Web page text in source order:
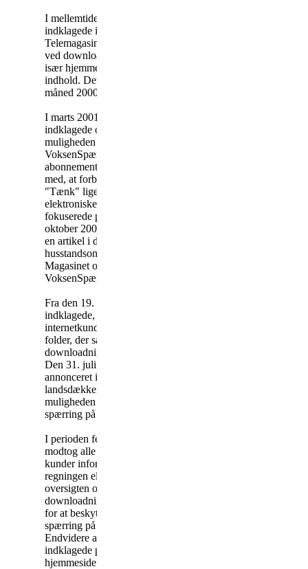
I mellemtiden informerede
indklagede i det daværende
Telemagasinet om risikoen
ved downloadning af filer fra
især hjemmesider med erotisk
indhold. Dette skete i maj
måned 2000.
I marts 2001 gjorde
indklagede opmærksom på
muligheden for at få tilknyttet
VoksenSpærring til
abonnementet i forbindelse
med, at forbrugermagasinet
"Tænk" ligesom de
elektroniske medier
fokuserede på emnet. I
oktober 2001 blev der bragt
en artikel i det
husstandsomdelte indklagede
Magasinet om
VoksenSpærring Udland.
Fra den 19. april 2001 indførte
indklagede, at alle nye
internetkunder fik udleveret en
folder, der særligt omhandlede
downloadningproblematikken.
Den 31. juli 2001 blev der
annonceret i de største
landsdækkende dagblade om
muligheden for at tilknytte en
spærring på abonnementet.
I perioden februar-april 2002
modtog alle indklagedes
kunder information bag på
regningen eller på PBS-
oversigten om risikoen for
downloadning og muligheden
for at beskytte sig med en
spærring på abonnementet.
Endvidere advarede
indklagede på selskabets
hjemmeside.